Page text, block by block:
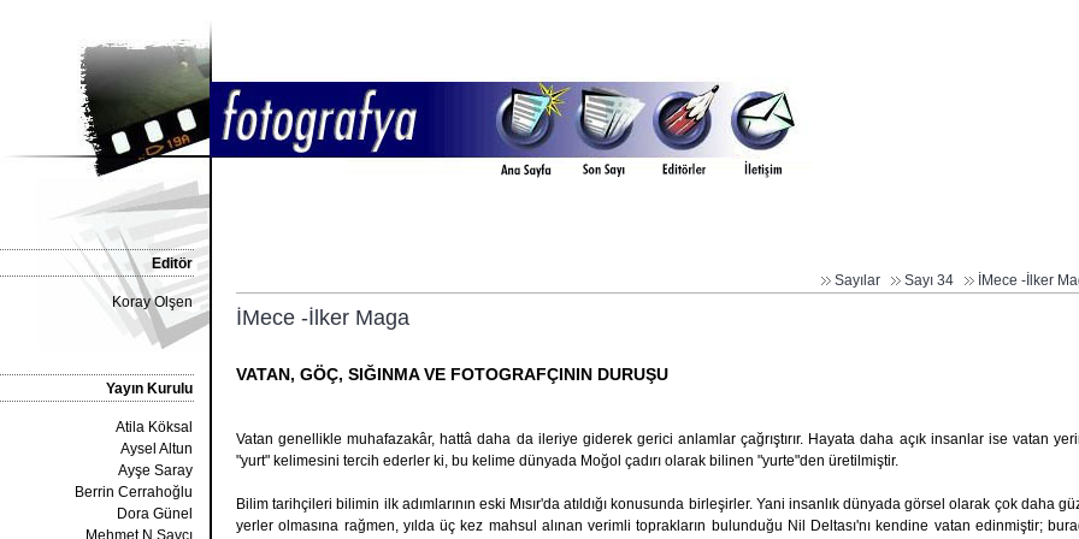
Editör
Koray Olşen
Yayın Kurulu
Atila Köksal
Aysel Altun
Ayşe Saray
Berrin Cerrahoğlu
Dora Günel
Mehmet N.Savcı
Sayılar Sayı 34 İMece -İlker
İMece -İlker Maga
VATAN, GÖÇ, SIĞINMA VE FOTOGRAFÇININ DURUŞU
Vatan genellikle muhafazakâr, hattâ daha da ileriye giderek gerici anlamlar çağrıştırır. Hayata daha açık insanlar ise vatan
"yurt" kelimesini tercih ederler ki, bu kelime dünyada Moğol çadırı olarak bilinen "yurte"den üretilmiştir.
Bilim tarihçileri bilimin ilk adımlarının eski Mısır'da atıldığı konusunda birleşirler. Yani insanlık dünyada görsel olarak çok daha
yerler olmasına rağmen, yılda üç kez mahsul alınan verimli toprakların bulunduğu Nil Deltası'nı kendine vatan edinmiştir;